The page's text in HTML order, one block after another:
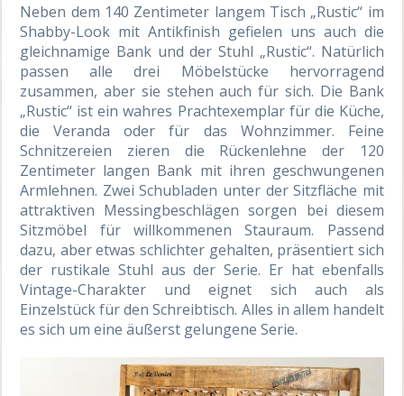
Neben dem 140 Zentimeter langem Tisch „Rustic“ im
Shabby-Look mit Antikfinish gefielen uns auch die
gleichnamige Bank und der Stuhl „Rustic“. Natürlich
passen alle drei Möbelstücke hervorragend
zusammen, aber sie stehen auch für sich. Die Bank
„Rustic“ ist ein wahres Prachtexemplar für die Küche,
die Veranda oder für das Wohnzimmer. Feine
Schnitzereien zieren die Rückenlehne der 120
Zentimeter langen Bank mit ihren geschwungenen
Armlehnen. Zwei Schubladen unter der Sitzfläche mit
attraktiven Messingbeschlägen sorgen bei diesem
Sitzmöbel für willkommenen Stauraum. Passend
dazu, aber etwas schlichter gehalten, präsentiert sich
der rustikale Stuhl aus der Serie. Er hat ebenfalls
Vintage-Charakter und eignet sich auch als
Einzelstück für den Schreibtisch. Alles in allem handelt
es sich um eine äußerst gelungene Serie.